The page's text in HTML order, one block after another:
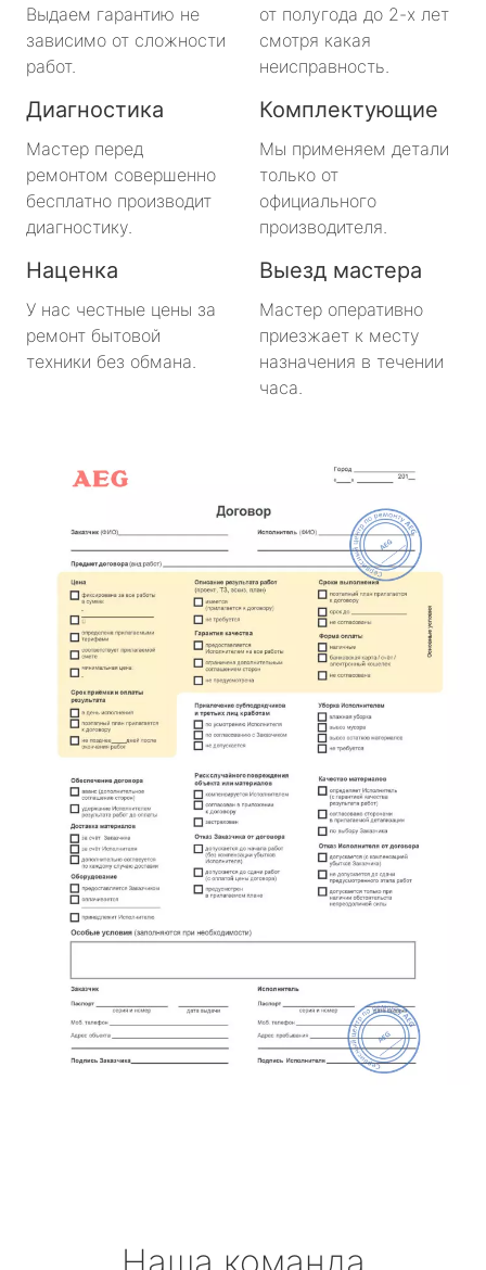
Выдаем гарантию не
зависимо от сложности
работ.
от полугода до 2-х лет
смотря какая
неисправность.
Диагностика
Мастер перед
ремонтом совершенно
бесплатно производит
диагностику.
Комплектующие
Мы применяем детали
только от
официального
производителя.
Наценка
У нас честные цены за
ремонт бытовой
техники без обмана.
Выезд мастера
Мастер оперативно
приезжает к месту
назначения в течении
часа.